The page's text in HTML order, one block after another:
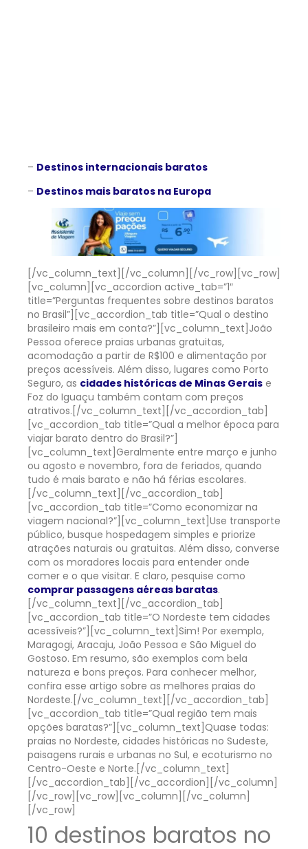
– Destinos internacionais baratos
– Destinos mais baratos na Europa
[/vc_column_text][/vc_column][/vc_row][vc_row]
[vc_column][vc_accordion active_tab=”1″
title=”Perguntas frequentes sobre destinos baratos
no Brasil”][vc_accordion_tab title=”Qual o destino
brasileiro mais em conta?”][vc_column_text] João
Pessoa oferece praias urbanas gratuitas,
acomodação a partir de R$100 e alimentação por
preços acessíveis. Além disso, lugares como Porto
Seguro, as cidades históricas de Minas Gerais e
Foz do Iguaçu também contam com preços
atrativos. [/vc_column_text][/vc_accordion_tab]
[vc_accordion_tab title=”Qual a melhor época para
viajar barato dentro do Brasil?”]
[vc_column_text]Geralmente entre março e junho
ou agosto e novembro, fora de feriados, quando
tudo é mais barato e não há férias escolares.
[/vc_column_text][/vc_accordion_tab]
[vc_accordion_tab title=”Como economizar na
viagem nacional?”][vc_column_text]Use transporte
público, busque hospedagem simples e priorize
atrações naturais ou gratuitas. Além disso, converse
com os moradores locais para entender onde
comer e o que visitar. E claro, pesquise como
comprar passagens aéreas baratas.
[/vc_column_text][/vc_accordion_tab]
[vc_accordion_tab title=”O Nordeste tem cidades
acessíveis?”][vc_column_text]Sim! Por exemplo,
Maragogi, Aracaju, João Pessoa e São Miguel do
Gostoso. Em resumo, são exemplos com bela
natureza e bons preços. Para conhecer melhor,
confira esse artigo sobre as melhores praias do
Nordeste.[/vc_column_text][/vc_accordion_tab]
[vc_accordion_tab title=”Qual região tem mais
opções baratas?”][vc_column_text] Quase todas:
praias no Nordeste, cidades históricas no Sudeste,
paisagens rurais e urbanas no Sul, e ecoturismo no
Centro-Oeste e Norte. [/vc_column_text]
[/vc_accordion_tab][/vc_accordion][/vc_column]
[/vc_row][vc_row][vc_column][/vc_column]
[/vc_row]
10 destinos baratos no